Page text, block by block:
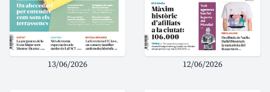
13/06/2026 12/06/2026